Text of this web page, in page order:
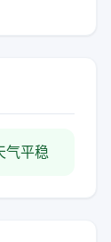
气平稳